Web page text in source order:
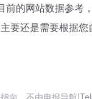
前的网站数据参考
要还是需要根据您
向，不由电报导航